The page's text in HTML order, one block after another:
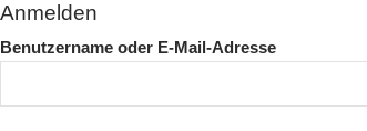
Anmelden
Benutzername oder E-Mail-Adresse